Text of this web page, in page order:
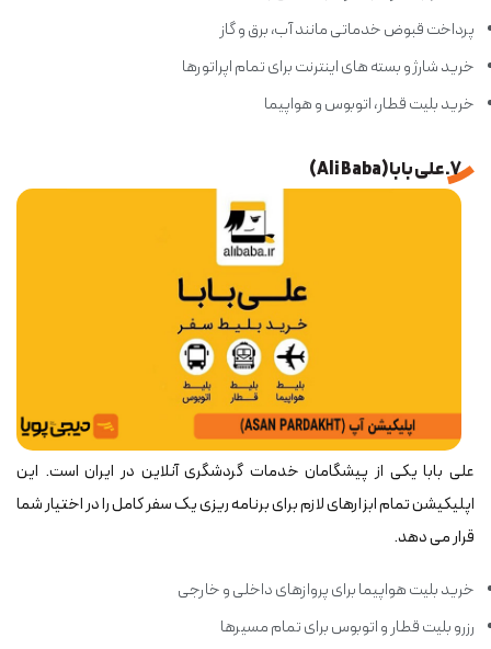
پرداخت قبوض خدماتی مانند آب، برق و گاز
خرید شارژ و بسته های اینترنت برای تمام اپراتورها
خرید بلیت قطار، اتوبوس و هواپیما
7. علی بابا (Ali Baba)
علی بابا یکی از پیشگامان خدمات گردشگری آنلاین در ایران است. این
اپلیکیشن تمام ابزارهای لازم برای برنامه ریزی یک سفر کامل را در اختیار شما
قرار می دهد.
خرید بلیت هواپیما برای پروازهای داخلی و خارجی
رزرو بلیت قطار و اتوبوس برای تمام مسیرها